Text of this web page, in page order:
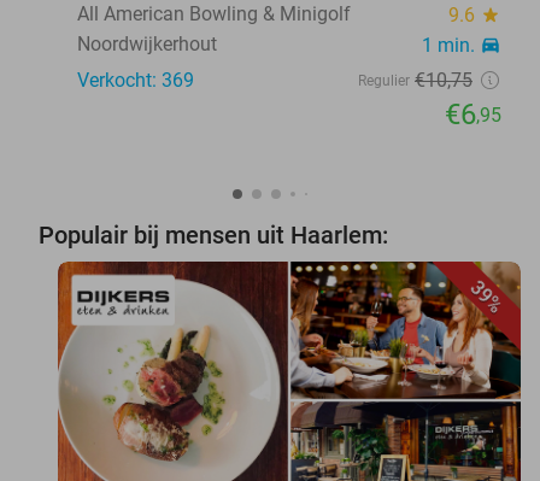
All American Bowling & Minigolf
9.6 star
Noordwijkerhout 1 min. directions_car
Verkocht: 369 Regulier €10,75
€6,95
Populair bij mensen uit Haarlem:
39%